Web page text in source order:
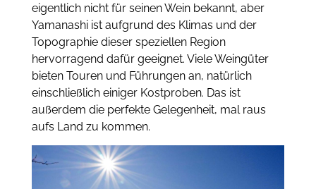
eigentlich nicht für seinen Wein bekannt, aber
Yamanashi ist aufgrund des Klimas und der
Topographie dieser speziellen Region
hervorragend dafür geeignet. Viele Weingüter
bieten Touren und Führungen an, natürlich
einschließlich einiger Kostproben. Das ist
außerdem die perfekte Gelegenheit, mal raus
aufs Land zu kommen.